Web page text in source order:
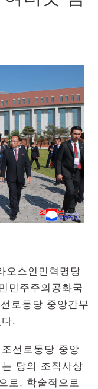
오스인민혁명당
민주주의공화국
로동당 중앙간부
.
선로동당 중앙
당의 조직사상
로, 학술적으로